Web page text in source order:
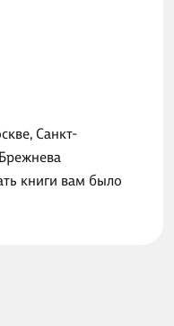
Санкт-
книги вам было